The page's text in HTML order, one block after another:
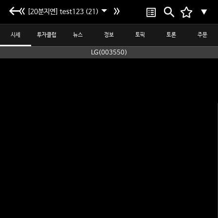
[20분지연] test123 (21) ▼
시세 투자클럽 뉴스 정보 토픽 토론 주문
LG(003550)